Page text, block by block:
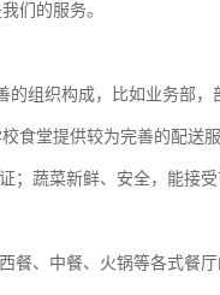
们的服务。
组织构成，比如业务部，
食堂提供较为完善的配送
；蔬菜新鲜、安全，能接受
餐、中餐、火锅等各式餐